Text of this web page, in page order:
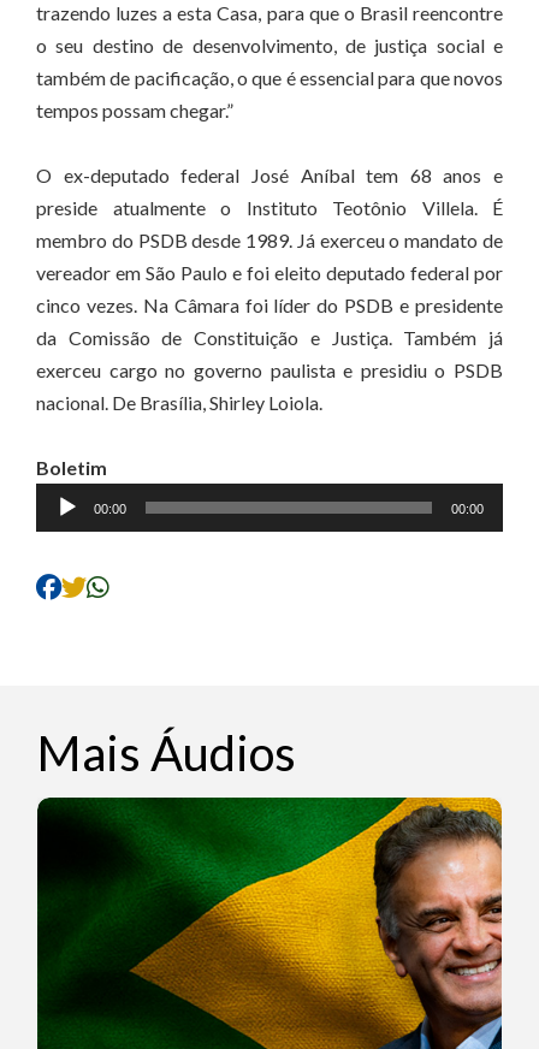
trazendo luzes a esta Casa, para que o Brasil reencontre
o seu destino de desenvolvimento, de justiça social e
também de pacificação, o que é essencial para que novos
tempos possam chegar.”
O ex-deputado federal José Aníbal tem 68 anos e
preside atualmente o Instituto Teotônio Villela. É
membro do PSDB desde 1989. Já exerceu o mandato de
vereador em São Paulo e foi eleito deputado federal por
cinco vezes. Na Câmara foi líder do PSDB e presidente
da Comissão de Constituição e Justiça. Também já
exerceu cargo no governo paulista e presidiu o PSDB
nacional. De Brasília, Shirley Loiola.
Boletim
Tocador
de
00:00 00:00
Mais Áudios